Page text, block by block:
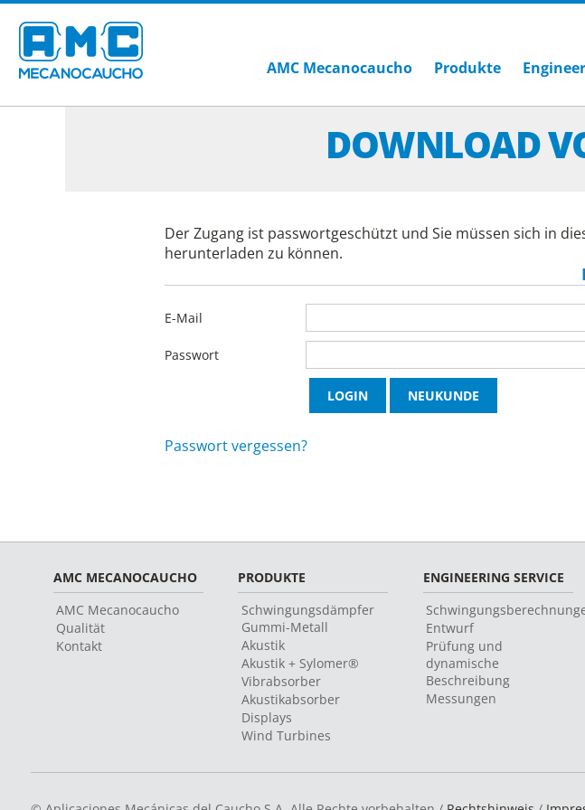
AMC Mecanocaucho Produkte
DOWNLOAD
Der Zugang ist passwortgeschützt und Sie müssen sich in
herunterladen zu können.
E-Mail
Passwort
Passwort vergessen?
AMC MECANOCAUCHO
AMC Mecanocaucho
Qualität
Kontakt
PRODUKTE
Schwingungsdämpfer
Gummi-Metall
Akustik
Akustik + Sylomer®
Vibrabsorber
Akustikabsorber
Displays
Wind Turbines
ENGINEERING SERVICE
Entwurf
Prüfung und
dynamische
Beschreibung
Messungen